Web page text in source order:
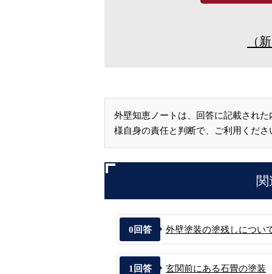
（
外壁知恵ノートは、回答に記載され
様自身の責任と判断で、ご利用くださ
0 回答 外壁塗装の塗残しについ
1 回答 玄関前にある石畳の塗装